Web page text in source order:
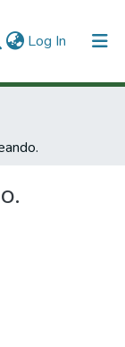
Log In (current)